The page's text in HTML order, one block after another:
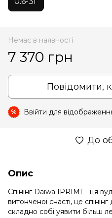
Немає в наявності
7 370 грн
Повідомити,
% Ввійти для
До
Опис
Спінінг Daiwa IPRIMI – ця
витонченої снасті, це
складно собі уявити більш